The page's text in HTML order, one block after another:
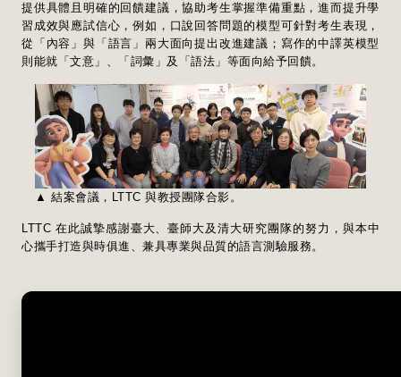
提供具體且明確的回饋建議，協助考生掌握準備重點，進而提升學
習成效與應試信心，例如，口說回答問題的模型可針對考生表現，
從「內容」與「語言」兩大面向提出改進建議；寫作的中譯英模型
則能就「文意」、「詞彙」及「語法」等面向給予回饋。
▲ 結案會議，LTTC 與教授團隊合影。
LTTC 在此誠摯感謝臺大、臺師大及清大研究團隊的努力，與本中
心攜手打造與時俱進、兼具專業與品質的語言測驗服務。